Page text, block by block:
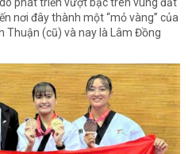
nơi đây thành một “mỏ vàng” của
Thuận (cũ) và nay là Lâm Đồng